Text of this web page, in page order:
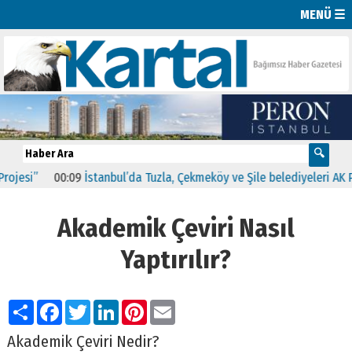
MENÜ ☰
00:09 İstanbul’da Tuzla, Çekmeköy ve Şile belediyeleri AK
Akademik Çeviri Nasıl
Yaptırılır?
PaylaşFacebook
TwitterLinkedIn
Pinterest
Email
Akademik Çeviri Nedir?